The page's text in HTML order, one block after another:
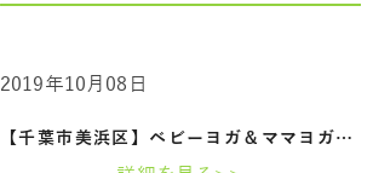
【千葉市美浜区】ベビーヨガ＆ママヨガイ…
2019年10月08日